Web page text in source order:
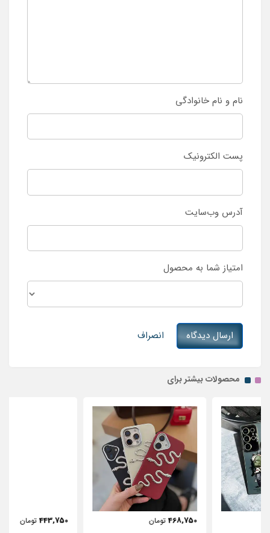
نام و نام خانوادگی
پست الکترونیک
آدرس وب‌سایت
امتیاز شما به محصول
ارسال دیدگاه انصراف
محصولات بیشتر برای